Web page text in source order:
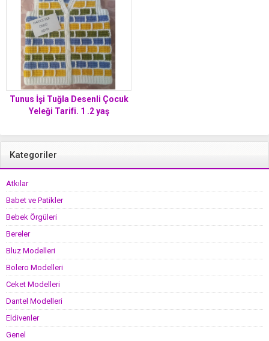
Tunus İşi Tuğla Desenli Çocuk
Yeleği Tarifi. 1 .2 yaş
Kategoriler
Atkılar
Babet ve Patikler
Bebek Örgüleri
Bereler
Bluz Modelleri
Bolero Modelleri
Ceket Modelleri
Dantel Modelleri
Eldivenler
Genel